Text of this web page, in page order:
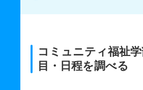
コミュニティ福祉
目・日程を調べる